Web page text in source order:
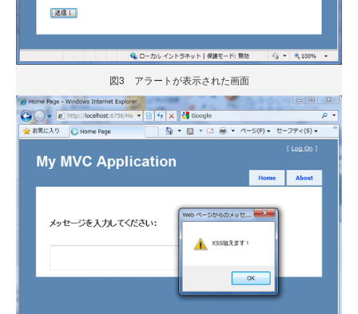
図3 アラートが表示された画面